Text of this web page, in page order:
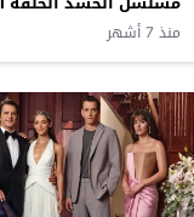
منذ 7 أشهر